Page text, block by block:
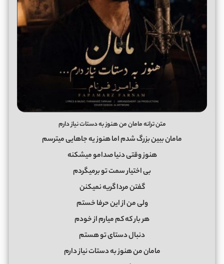
متن ترانه مامان من هنوز به دستات نیاز دارم
مامان ببین بزرگ شدم اما هنوز یه جاهایی میترسم
هنوز وقتی دنیا صدامو میشکنه
بی اختیار سمت تو برمیگردم
گفتن مردا گریه نمیکنن
ولی من از این حرفا خستم
هر بار که کم میارم از خودم
دنبال دستای تو هستم
مامان من هنوز به دستات نیاز دارم